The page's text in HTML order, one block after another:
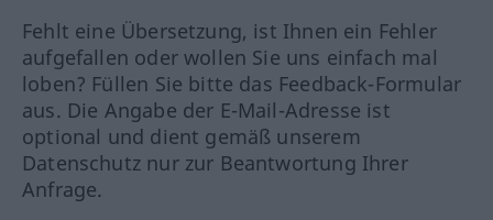
Fehlt eine Übersetzung, ist Ihnen ein Fehler
aufgefallen oder wollen Sie uns einfach mal
loben? Füllen Sie bitte das Feedback-Formular
aus. Die Angabe der E-Mail-Adresse ist
optional und dient gemäß unserem
Datenschutz nur zur Beantwortung Ihrer
Anfrage.